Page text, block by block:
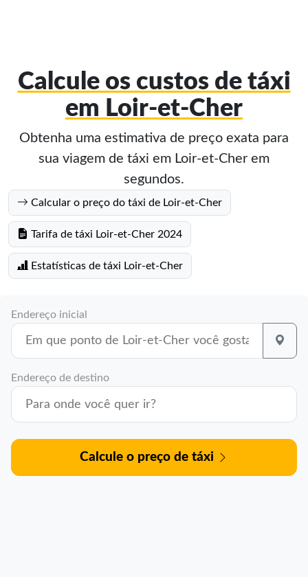
Calcule os custos de táxi
em Loir-et-Cher
Obtenha uma estimativa de preço exata para
sua viagem de táxi em Loir-et-Cher em
segundos.
Calcular o preço do táxi de Loir-et-Cher
Tarifa de táxi Loir-et-Cher 2024
Estatísticas de táxi Loir-et-Cher
Endereço inicial
Endereço de destino
Calcule o preço de táxi